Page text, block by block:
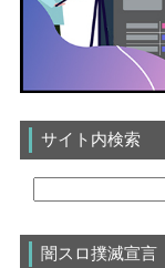
サイト内検索
闇スロ撲滅宣言